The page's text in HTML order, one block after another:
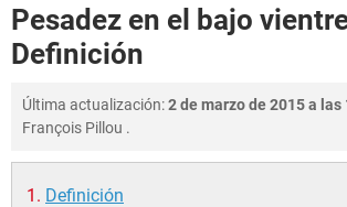
SALUD
FAMILIA
NUTRICIÓN
Pesadez en el bajo
Definición
Última actualización:2 de marzo de 2015 a las
François Pillou .
Definición